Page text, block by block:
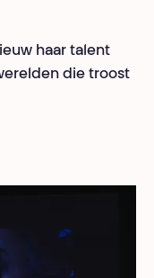
haar talent
die troost